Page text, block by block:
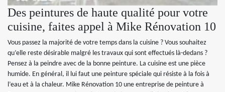
Des peintures de haute qualité pour votre
cuisine, faites appel à Mike Rénovation 10
Vous passez la majorité de votre temps dans la cuisine ? Vous souhaitez
qu’elle reste désirable malgré les travaux qui sont effectués là-dedans ?
Pensez à la peindre avec de la bonne peinture. La cuisine est une pièce
humide. En général, il lui faut une peinture spéciale qui résiste à la fois à
l’eau et à la chaleur. Mike Rénovation 10 une entreprise de peinture à